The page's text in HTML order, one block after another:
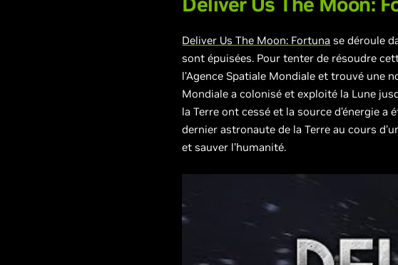
Deliver Us The Moon: Fortuna se déroule
sont épuisées. Pour tenter de résoudre
l’Agence Spatiale Mondiale et trouvé une
Mondiale a colonisé et exploité la Lune
la Terre ont cessé et la source d’énergie a
dernier astronaute de la Terre au cours
et sauver l’humanité.